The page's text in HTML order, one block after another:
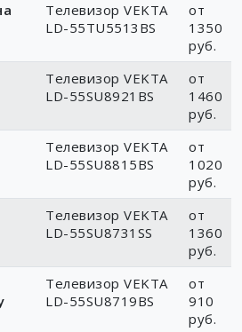
Телевизор VEKTA
LD-55TU5513BS
от
1350
руб.
Телевизор VEKTA
LD-55SU8921BS
от
1460
руб.
Телевизор VEKTA
LD-55SU8815BS
от
1020
руб.
Телевизор VEKTA
LD-55SU8731SS
от
1360
руб.
Телевизор VEKTA
LD-55SU8719BS
от
910
руб.